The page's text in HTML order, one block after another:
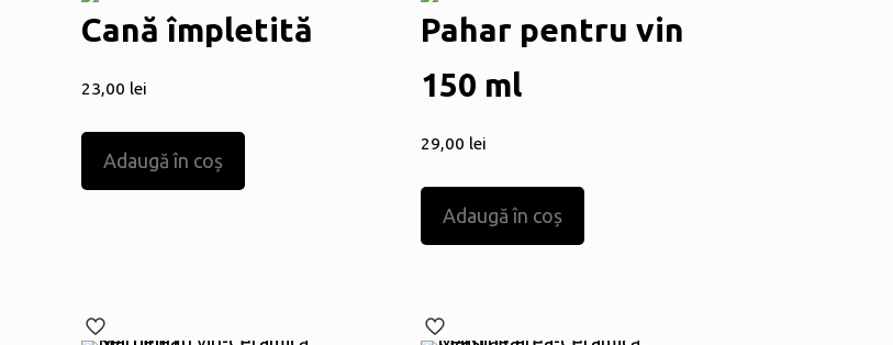
Cană împletită
23,00 lei
Adaugă în coș
Pahar pentru vin
150 ml
29,00 lei
Adaugă în coș